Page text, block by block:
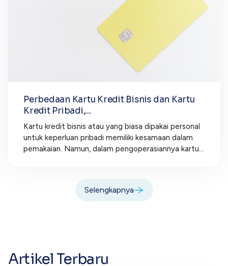
Perbedaan Kartu Kredit Bisnis dan Kartu
Kredit Pribadi,...
Kartu kredit bisnis atau yang biasa dipakai personal
untuk keperluan pribadi memiliki kesamaan dalam
pemakaian. Namun, dalam pengoperasiannya kartu...
Selengkapnya
Artikel Terbaru